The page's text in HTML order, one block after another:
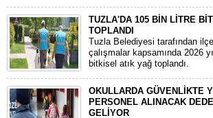
TUZLA'DA 105 BİN LİTRE
TOPLANDI
Tuzla Belediyesi tarafından
çalışmalar kapsamında 2026
bitkisel atık yağ toplandı.
OKULLARDA GÜVENLİKTE
PERSONEL ALINACAK
GELİYOR